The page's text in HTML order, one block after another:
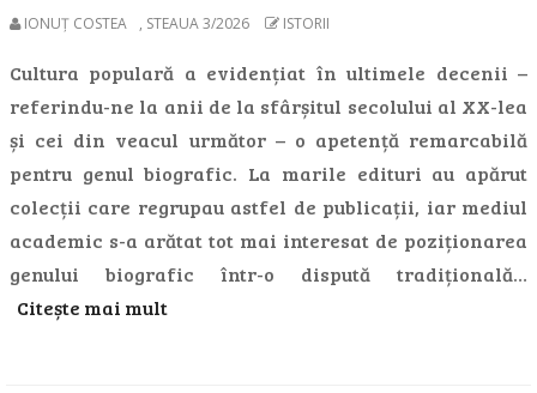
IONUȚ COSTEA , STEAUA 3/2026 ISTORII
Cultura populară a evidențiat în ultimele decenii –
referindu-ne la anii de la sfârșitul secolului al XX-lea
și cei din veacul următor – o apetență remarcabilă
pentru genul biografic. La marile edituri au apărut
colecții care regrupau astfel de publicații, iar mediul
academic s-a arătat tot mai interesat de poziționarea
genului biografic într-o dispută tradițională…
Citește mai mult